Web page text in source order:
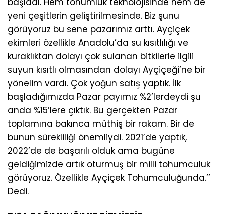
yeni çeşitlerin geliştirilmesinde. Biz şunu
görüyoruz bu sene pazarımız arttı. Ayçiçek
ekimleri özellikle Anadolu’da su kısıtlılığı ve
kuraklıktan dolayı çok sulanan bitkilerle ilgili
suyun kısıtlı olmasından dolayı Ayçiçeği’ne bir
yönelim vardı. Çok yoğun satış yaptık. İlk
başladığımızda Pazar payımız %2’lerdeydi şu
anda %15’lere çıktık. Bu gerçekten Pazar
toplamına bakınca müthiş bir rakam. Bir de
bunun sürekliliği önemliydi. 2021’de yaptık,
2022’de de başarılı olduk ama bugüne
geldiğimizde artık oturmuş bir milli tohumculuk
görüyoruz. Özellikle Ayçiçek Tohumculuğunda.’’
Dedi.